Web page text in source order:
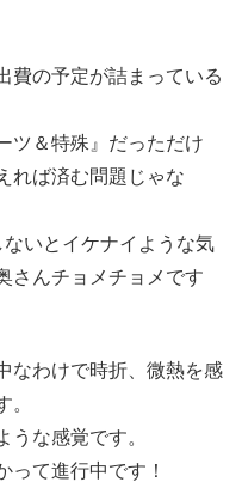
費の予定が詰まっている
ツ＆特殊』だっただけ
れば済む問題じゃな
いとイケナイような気
さんチョメチョメです
なわけで時折、微熱を感
うな感覚です。
って進行中です！